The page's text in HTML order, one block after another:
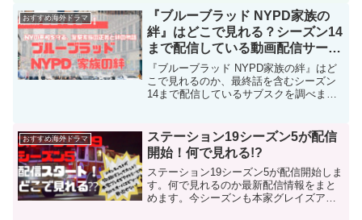
ご紹介します。
おすすめ海外ドラマ
『ブルーブラッド NYPD家族の
絆』はどこで見れる？シーズン14
まで配信している動画配信サービ
ス＆5つの魅力＆豪華キャストを
紹介！
『ブルーブラッド NYPD家族の絆』はど
こで見れるのか、最終話を含むシーズン
14まで配信しているサブスクを調べまし
が見たい人におすすめの作品です。『ブ
ルーブラッド NYPD家族の絆』を見るべ
き5つの魅力＆豪華キャストもまとめまし
た。
おすすめ海外ドラマ
ステーション19シーズン5が配信
開始！何で見れる!?
ステーション19シーズン5が配信開始しま
す。何で見れるのか最新配信情報をまと
めます。今シーズンも本家グレイズアナ